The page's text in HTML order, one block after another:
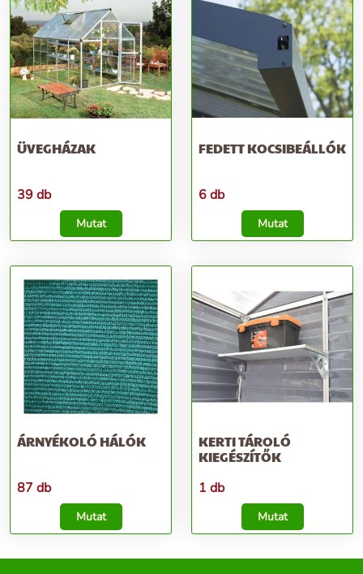
ÜVEGHÁZAK
39 db
Mutat
FEDETT KOCSIBEÁLLÓK
6 db
Mutat
ÁRNYÉKOLÓ HÁLÓK
87 db
Mutat
KERTI TÁROLÓ
KIEGÉSZÍTŐK
1 db
Mutat